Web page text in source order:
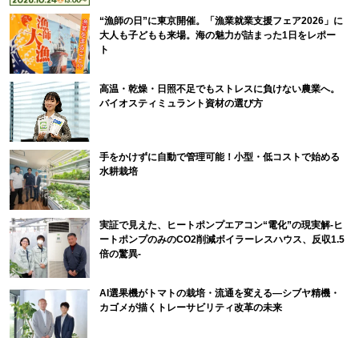
“漁師の日”に東京開催。「漁業就業支援フェア2026」に
大人も子どもも来場。海の魅力が詰まった1日をレポー
ト
高温・乾燥・日照不足でもストレスに負けない農業へ。
バイオスティミュラント資材の選び方
手をかけずに自動で管理可能！小型・低コストで始める
水耕栽培
実証で見えた、ヒートポンプエアコン“電化”の現実解-ヒ
ートポンプのみのCO2削減ボイラーレスハウス、反収1.5
倍の驚異-
AI選果機がトマトの栽培・流通を変える―シブヤ精機・
カゴメが描くトレーサビリティ改革の未来